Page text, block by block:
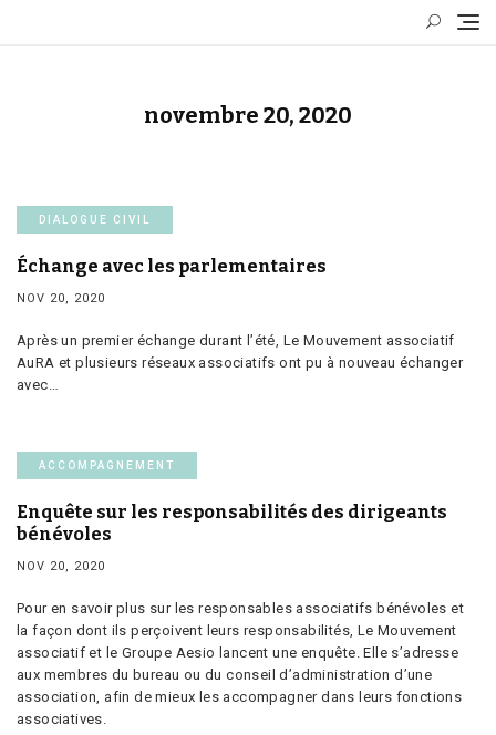
novembre 20, 2020
DIALOGUE CIVIL
Échange avec les parlementaires
NOV 20, 2020
Après un premier échange durant l’été, Le Mouvement associatif
AuRA et plusieurs réseaux associatifs ont pu à nouveau échanger
avec…
ACCOMPAGNEMENT
Enquête sur les responsabilités des dirigeants
bénévoles
NOV 20, 2020
Pour en savoir plus sur les responsables associatifs bénévoles et
la façon dont ils perçoivent leurs responsabilités, Le Mouvement
associatif et le Groupe Aesio lancent une enquête. Elle s’adresse
aux membres du bureau ou du conseil d’administration d’une
association, afin de mieux les accompagner dans leurs fonctions
associatives.